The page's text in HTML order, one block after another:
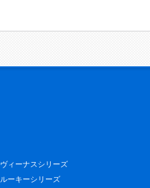
ヴィーナスシリーズ
ルーキーシリーズ